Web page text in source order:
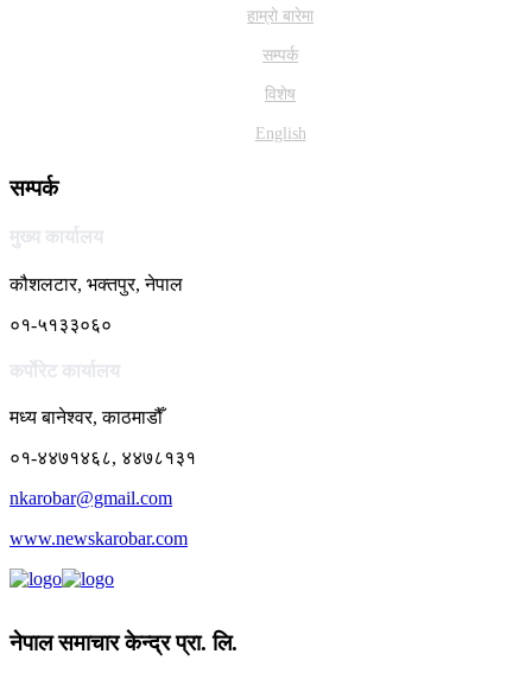
हाम्राे बारेमा
सम्पर्क
विशेष
English
सम्पर्क
मुख्य कार्यालय
कौशलटार, भक्तपुर, नेपाल
०१-५१३३०६०
कर्पाेरेट कार्यालय
मध्य बानेश्वर, काठमाडौँ
०१-४४७१४६८, ४४७८१३१
nkarobar@gmail.com
www.newskarobar.com
नेपाल समाचार केन्द्र प्रा. लि.